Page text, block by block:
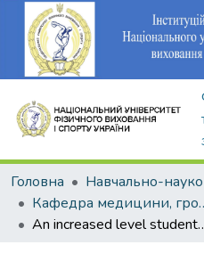
Головна
Кафедра медицини,
An increased level students theoretical knowledges for building a physical fitness in the process of